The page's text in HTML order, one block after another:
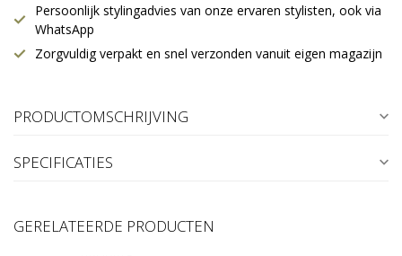
Persoonlijk stylingadvies van onze ervaren stylisten, ook via
WhatsApp
Zorgvuldig verpakt en snel verzonden vanuit eigen magazijn
PRODUCTOMSCHRIJVING
SPECIFICATIES
GERELATEERDE PRODUCTEN